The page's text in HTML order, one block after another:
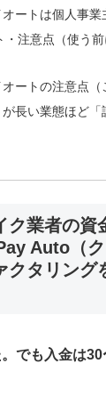
ートは個人事業
・注意点（使う
ートの注意点（
が長い業態ほど
ク業者の資
Auto（
クタリン
。でも入金は